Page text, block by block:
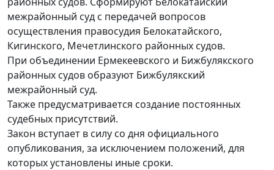
межрайонный суд с передачей вопросов
осуществления правосудия Белокатайского,
Кигинского, Мечетлинского районных судов.
При объединении Ермекеевского и Бижбулякского
районных судов образуют Бижбулякский
межрайонный суд.
Также предусматривается создание постоянных
судебных присутствий.
Закон вступает в силу со дня официального
опубликования, за исключением положений, для
которых установлены иные сроки.